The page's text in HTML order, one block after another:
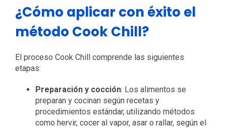
¿Cómo aplicar con éxito el
método Cook Chill?
El proceso Cook Chill comprende las siguientes
etapas:
Preparación y cocción: Los alimentos se
preparan y cocinan según recetas y
procedimientos estándar, utilizando métodos
como hervir, cocer al vapor, asar o rallar, según el